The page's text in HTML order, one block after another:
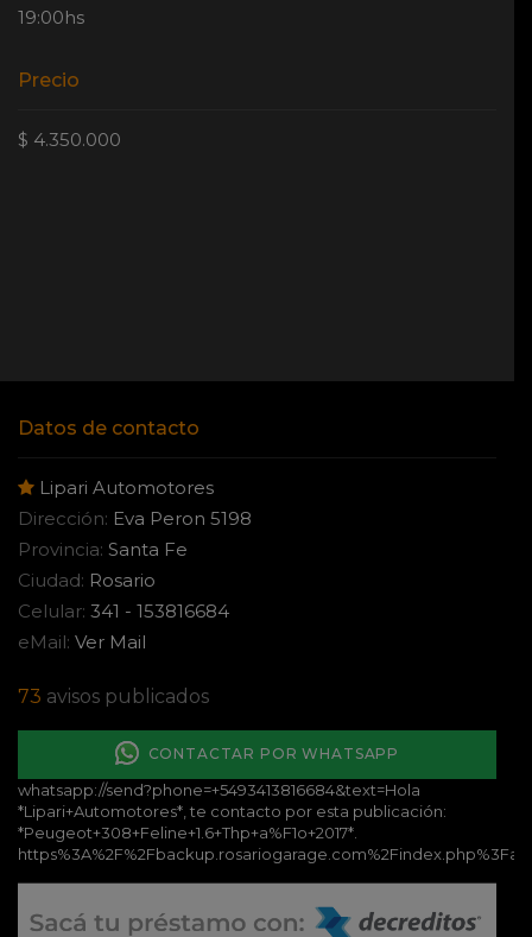
19:00hs
Precio
$ 4.350.000
Datos de contacto
Lipari Automotores
Dirección: Eva Peron 5198
Provincia: Santa Fe
Ciudad: Rosario
Celular: 341 - 153816684
eMail: Ver Mail
73 avisos publicados
CONTACTAR POR WHATSAPP
whatsapp://send?phone=+5493413816684&text=Hola
*Lipari+Automotores*, te contacto por esta publicación:
*Peugeot+308+Feline+1.6+Thp+a%F1o+2017*.